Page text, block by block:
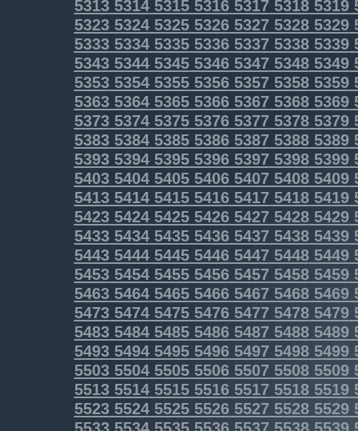
5313531453155316531753185319
5323532453255326532753285329
5333533453355336533753385339
5343534453455346534753485349
5353535453555356535753585359
5363536453655366536753685369
5373537453755376537753785379
5383538453855386538753885389
5393539453955396539753985399
5403540454055406540754085409
5413541454155416541754185419
5423542454255426542754285429
5433543454355436543754385439
5443544454455446544754485449
5453545454555456545754585459
5463546454655466546754685469
54735474547554765477 54785479
54835484548554865487 54885489
54935494549554965497 54985499
55035504550555065507 55085509
55135514551555165517 55185519
5523552455255526552755285529